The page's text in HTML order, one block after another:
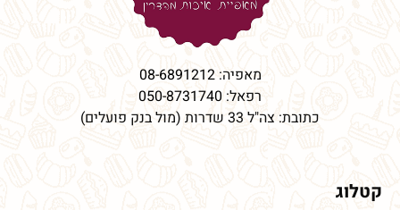
מאפיה:08-6891212
רפאל: 050-8731740
כתובת: צה"ל 33 שדרות (מול בנק פועלים)
קטלוג